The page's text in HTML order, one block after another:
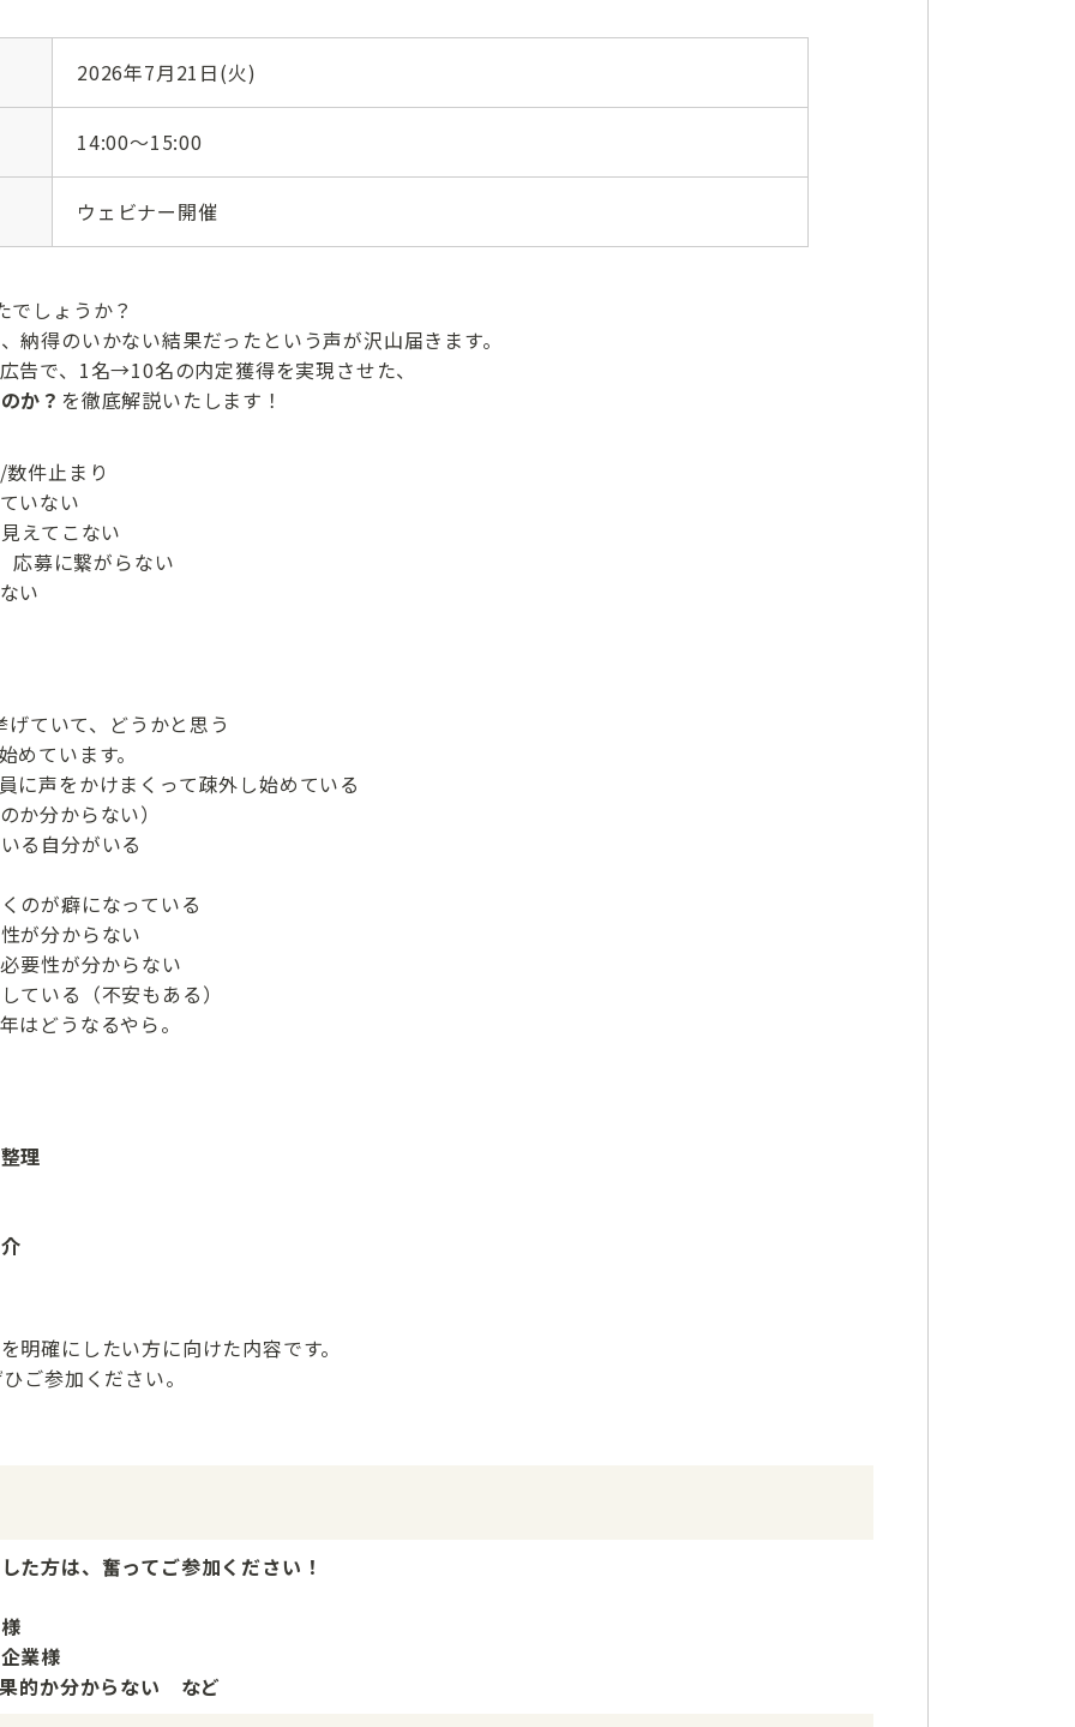
2026年7月21日(火)
14:00～15:00
ウェビナー開催
でしょうか？
納得のいかない結果だったという声が沢山届きます。
告で、1名→10名の内定獲得を実現させた、
か？ を徹底解説いたします！
件止まり
いない
えてこない
募に繋がらない
い
ていて、どうかと思う
ています。
に声をかけまくって疎外し始めている
か分からない）
る自分がいる
のが癖になっている
が分からない
要性が分からない
ている（不安もある）
はどうなるやら。
理
明確にしたい方に向けた内容です。
ご参加ください。
方は、奮ってご参加ください！
業様
的か分からない など